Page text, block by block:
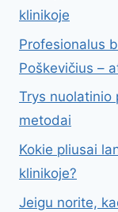
klinikoje
Profesionalus
Poškevičius –
Trys nuolatinio
metodai
Kokie pliusai
klinikoje?
Jeigu norite,